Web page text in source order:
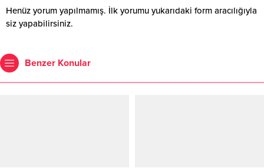
Henüz yorum yapılmamış. İlk yorumu yukarıdaki form aracılığıyla
siz yapabilirsiniz.
Benzer Konular